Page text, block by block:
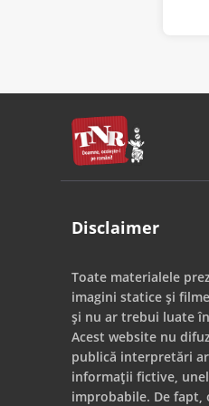
Disclaimer
Toate materialele
imagini statice și
și nu ar trebui luate
Acest website nu
publică interpretări
informații fictive,
improbabile. De fapt,